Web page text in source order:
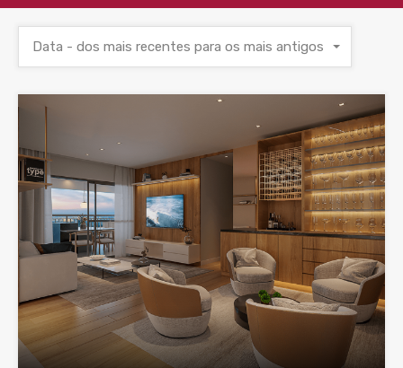
Data - dos mais recentes para os mais antigos